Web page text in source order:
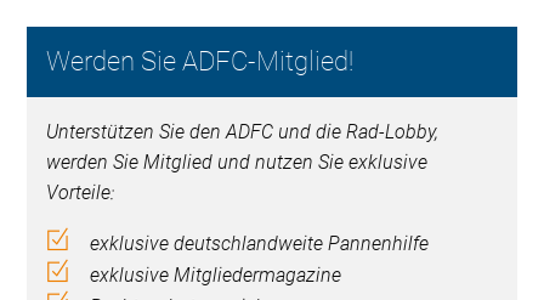
Werden Sie ADFC-Mitglied!
Unterstützen Sie den ADFC und die Rad-Lobby,
werden Sie Mitglied und nutzen Sie exklusive
Vorteile:
exklusive deutschlandweite Pannenhilfe
exklusive Mitgliedermagazine